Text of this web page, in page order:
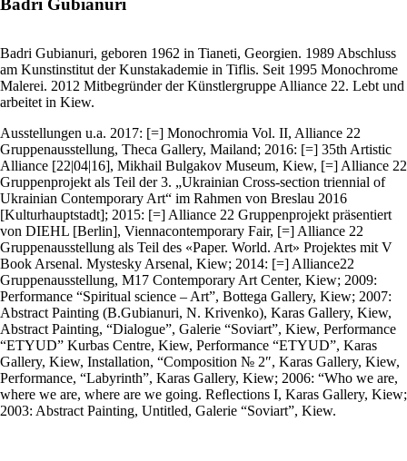
Badri Gubianuri, geboren 1962 in Tianeti, Georgien. 1989 Abschluss
am Kunstinstitut der Kunstakademie in Tiflis. Seit 1995 Monochrome
Malerei. 2012 Mitbegründer der Künstlergruppe Alliance 22. Lebt und
arbeitet in Kiew.
Ausstellungen u.a. 2017: [=] Monochromia Vol. II, Alliance 22
Gruppenausstellung, Theca Gallery, Mailand; 2016: [=] 35th Artistic
Alliance [22|04|16], Mikhail Bulgakov Museum, Kiew, [=] Alliance 22
Gruppenprojekt als Teil der 3. „Ukrainian Cross-section triennial of
Ukrainian Contemporary Art“ im Rahmen von Breslau 2016
[Kulturhauptstadt]; 2015: [=] Alliance 22 Gruppenprojekt präsentiert
von DIEHL [Berlin], Viennacontemporary Fair, [=] Alliance 22
Gruppenausstellung als Teil des «Paper. World. Art» Projektes mit V
Book Arsenal. Mystesky Arsenal, Kiew; 2014: [=] Alliance22
Gruppenausstellung, M17 Contemporary Art Center, Kiew; 2009:
Performance “Spiritual science – Art”, Bottega Gallery, Kiew; 2007:
Abstract Painting (B.Gubianuri, N. Krivenko), Karas Gallery, Kiew,
Abstract Painting, “Dialogue”, Galerie “Soviart”, Kiew, Performance
“ETYUD” Kurbas Centre, Kiew, Performance “ETYUD”, Karas
Gallery, Kiew, Installation, “Composition № 2″, Karas Gallery, Kiew,
Performance, “Labyrinth”, Karas Gallery, Kiew; 2006: “Who we are,
where we are, where are we going. Reﬂections I, Karas Gallery, Kiew;
2003: Abstract Painting, Untitled, Galerie “Soviart”, Kiew.